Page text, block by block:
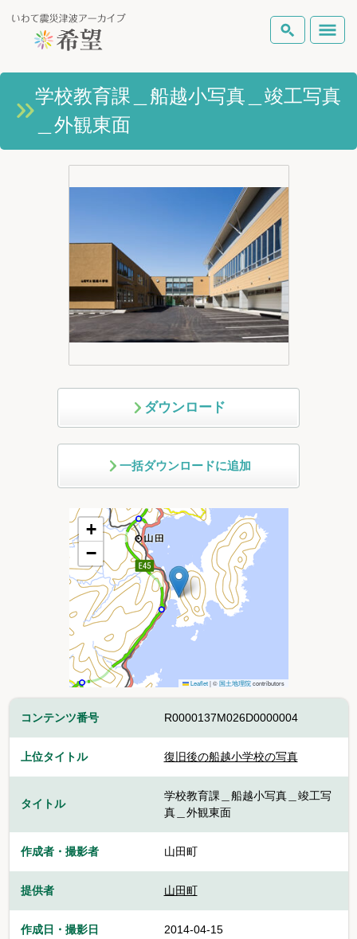
いわて震災津波アーカイブとは
岩手県の被害状況
Foreign Laguage
検索
学校教育課＿船越小写真＿竣工写真
＿外観東面
ダウンロード
一括ダウンロードに追加
+
−
Leaflet |©国土地理院contributors
コンテンツ番号 R0000137M026D0000004
上位タイトル 復旧後の船越小学校の写真
タイトル
学校教育課＿船越小写真＿竣工写
真＿外観東面
作成者・撮影者 山田町
提供者 山田町
作成日・撮影日 2014-04-15